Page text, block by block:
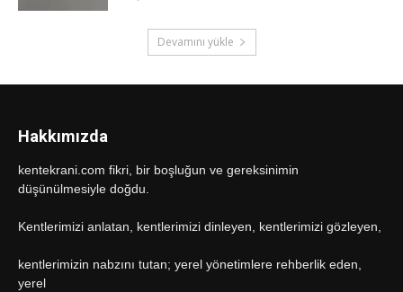
Devamını yükle
Hakkımızda
kentekrani.com fikri, bir boşluğun ve gereksinimin
düşünülmesiyle doğdu.
Kentlerimizi anlatan, kentlerimizi dinleyen, kentlerimizi gözleyen,
kentlerimizin nabzını tutan; yerel yönetimlere rehberlik eden,
yerel